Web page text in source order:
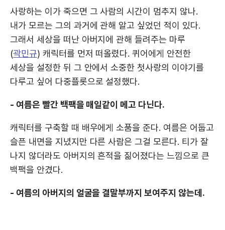
사랑하는 이가 죽으면 그 사람의 시간이 멈추지 않나.
내가 모르는 그의 과거에 관해 알고 싶었던 적이 있다.
그래서 세상을 떠난 아버지에 관해 들려주는 마루
(곽민규) 캐릭터를 먼저 떠올렸다. 퀴어에게 안전한
세상을 설정한 뒤 그 안에서 소중한 첫사랑의 이야기를
다루고 싶어 다중플롯으로 설정했다.
- 여름은 빨간 백팩을 매일같이 메고 다닌다.
캐릭터를 구축할 때 배우에게 소품을 준다. 여름은 어둡고
슬픈 내면을 지녔지만 다른 사람은 그걸 모른다. 티가 잘
나지 않더라도 아버지의 흔적을 짊어졌다는 느낌으로 큰
백팩을 안겼다.
- 여름의 아버지의 얼굴을 결말부까지 보여주지 않는데.